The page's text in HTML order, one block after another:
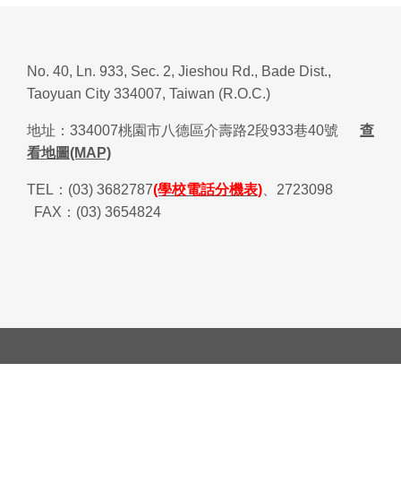
No. 40, Ln. 933, Sec. 2, Jieshou Rd., Bade Dist.,
Taoyuan City 334007, Taiwan (R.O.C.)
地址： 334007桃園市八德區介壽路2段933巷40號
查
看地圖(MAP)
TEL ： (03) 3682787(學校電話分機表)
2723098
FAX ： (03) 3654824